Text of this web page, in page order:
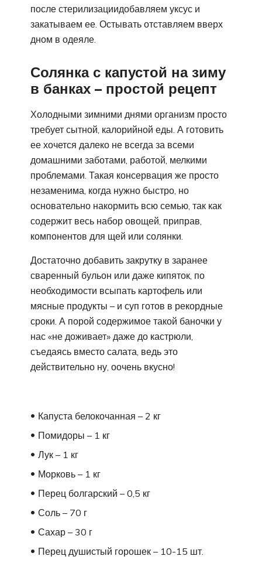
после стерилизациидобавляем уксус и
закатываем ее. Остывать отставляем вверх
дном в одеяле.
Солянка с капустой на зиму
в банках – простой рецепт
Холодными зимними днями организм просто
требует сытной, калорийной еды. А готовить
ее хочется далеко не всегда за всеми
домашними заботами, работой, мелкими
проблемами. Такая консервация же просто
незаменима, когда нужно быстро, но
основательно накормить всю семью, так как
содержит весь набор овощей, приправ,
компонентов для щей или солянки.
Достаточно добавить закрутку в заранее
сваренный бульон или даже кипяток, по
необходимости всыпать картофель или
мясные продукты – и суп готов в рекордные
сроки. А порой содержимое такой баночки у
нас «не доживает» даже до кастрюли,
съедаясь вместо салата, ведь это
действительно ну, оочень вкусно!
Капуста белокочанная – 2 кг
Помидоры – 1 кг
Лук – 1 кг
Морковь – 1 кг
Перец болгарский – 0,5 кг
Соль – 70 г
Сахар – 30 г
Перец душистый горошек – 10-15 шт.